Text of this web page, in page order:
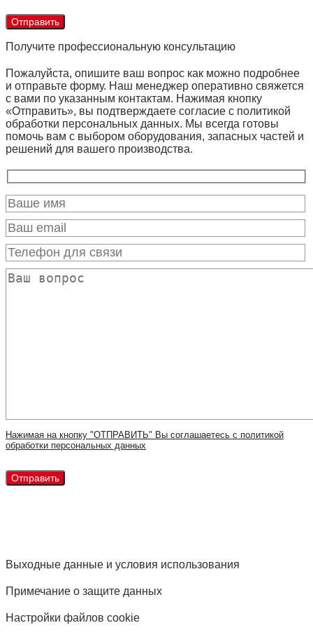
Получите профессиональную консультацию
Пожалуйста, опишите ваш вопрос как можно подробнее
и отправьте форму. Наш менеджер оперативно свяжется
с вами по указанным контактам. Нажимая кнопку
«Отправить», вы подтверждаете согласие с политикой
обработки персональных данных. Мы всегда готовы
помочь вам с выбором оборудования, запасных частей и
решений для вашего производства.
Нажимая на кнопку "ОТПРАВИТЬ" Вы соглашаетесь с политикой
обработки персональных данных
Выходные данные и условия использования
Примечание о защите данных
Настройки файлов cookie